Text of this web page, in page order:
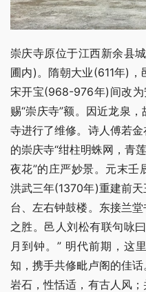
崇庆寺原位于江西新余县
圃内)。隋朝大业(611年)，
宋开宝(968-976年)间改
赐“崇庆寺”额。因近龙泉
寺进行了维修。诗人傅若
的崇庆寺“绀柱明蛛网，青
夜花”的庄严妙景。元末
洪武三年(1370年)重建前
台、左右钟鼓楼。东接兰
之胜。邑人刘松有联句咏
月到钟。” 明代前期，这
知，携手共修毗卢阁的佳
岩石，性恬适，有古人风